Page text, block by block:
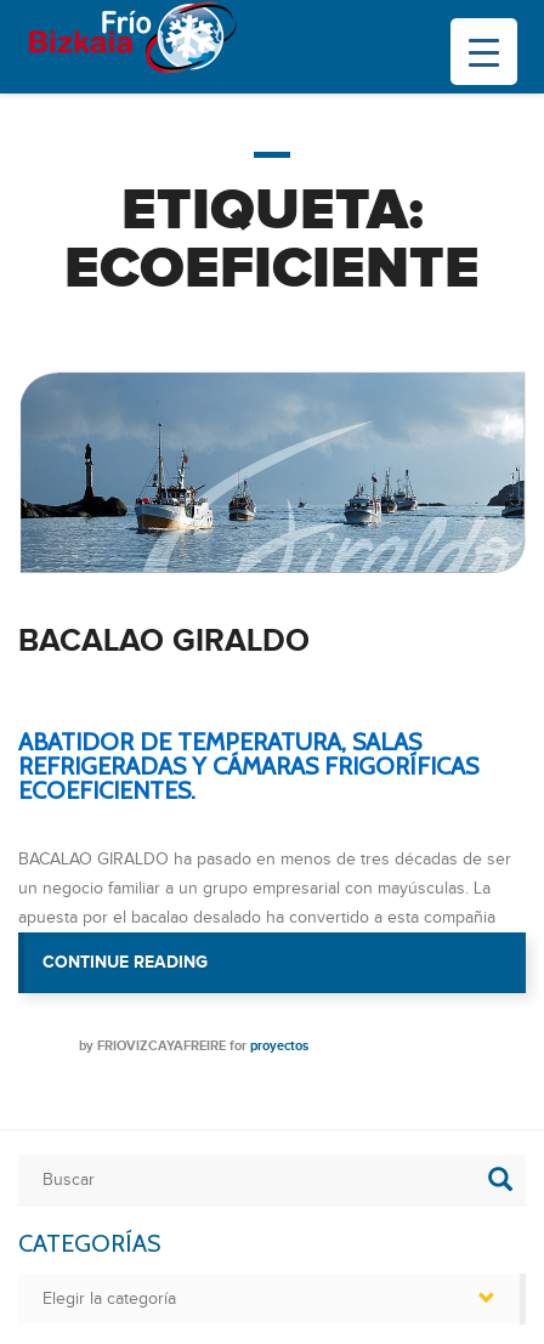
ETIQUETA:
ECOEFICIENTE
BACALAO GIRALDO
ABATIDOR DE TEMPERATURA, SALAS
REFRIGERADAS Y CÁMARAS FRIGORÍFICAS
ECOEFICIENTES.
BACALAO GIRALDO ha pasado en menos de tres décadas de ser
un negocio familiar a un grupo empresarial con mayúsculas. La
apuesta por el bacalao desalado ha convertido a esta compañia
CONTINUE READING
by FRIOVIZCAYAFREIRE for proyectos
CATEGORÍAS